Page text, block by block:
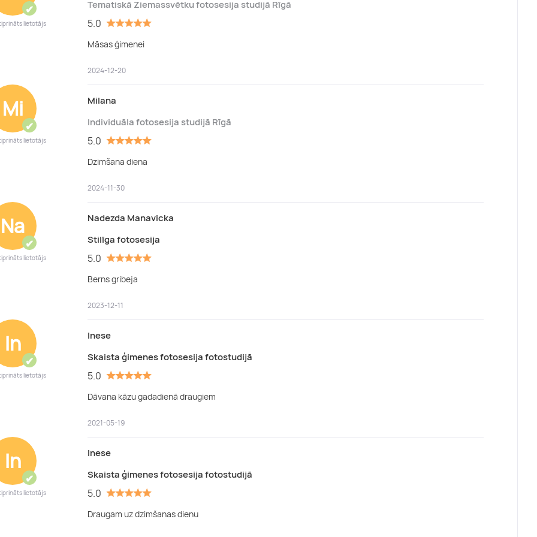
✔
lietotājs
Tematiskā Ziemassvētku fotosesija studijā Rīgā
5.0
Māsas ģimenei
2024-12-20
Mi
✔
lietotājs
Milana
Individuāla fotosesija studijā Rīgā
5.0
Dzimšana diena
2024-11-30
Na
✔
lietotājs
Nadezda Manavicka
Stilīga fotosesija
5.0
Berns gribeja
2023-12-11
In
✔
lietotājs
Inese
Skaista ģimenes fotosesija fotostudijā
5.0
Dāvana kāzu gadadienā draugiem
2021-05-19
In
✔
lietotājs
Inese
Skaista ģimenes fotosesija fotostudijā
5.0
Draugam uz dzimšanas dienu